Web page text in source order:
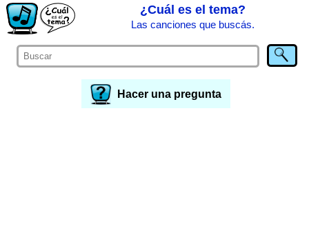
¿Cuál es el tema?
Las canciones que buscás.
Hacer una pregunta